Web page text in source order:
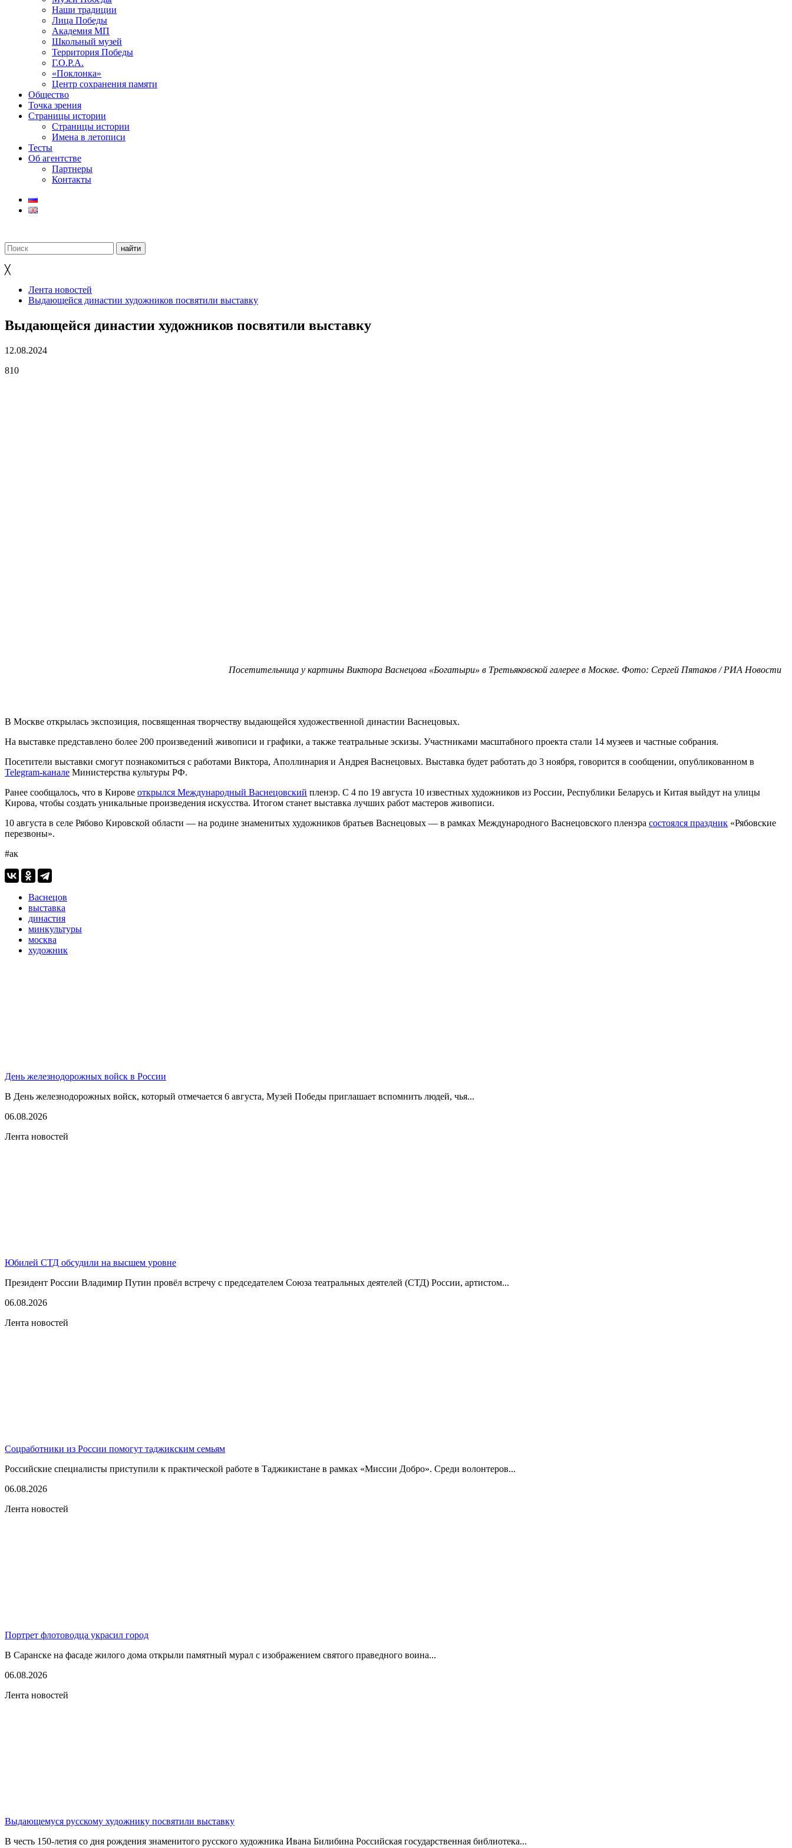
Наши традиции
Лица Победы
Академия МП
Школьный музей
Территория Победы
Г.О.Р.А.
«Поклонка»
Центр сохранения памяти
Общество
Точка зрения
Страницы истории
Страницы истории
Имена в летописи
Тесты
Об агентстве
Партнеры
Контакты
╳
Лента новостей
Выдающейся династии художников посвятили выставку
Выдающейся династии художников посвятили выставку
12.08.2024
810
Посетительница у картины Виктора Васнецова «Богатыри» в Третьяковской галерее в Москве. Фото: Сергей Пятаков / РИА Новости
В Москве открылась экспозиция, посвященная творчеству выдающейся художественной династии Васнецовых.
На выставке представлено более 200 произведений живописи и графики, а также театральные эскизы. Участниками масштабного проекта стали 14 музеев и частные собрания.
Посетители выставки смогут познакомиться с работами Виктора, Аполлинария и Андрея Васнецовых. Выставка будет работать до 3 ноября, говорится в сообщении, опубликованном в
Telegram-канале Министерства культуры РФ.
Ранее сообщалось, что в Кирове открылся Международный Васнецовский пленэр. С 4 по 19 августа 10 известных художников из России, Республики Беларусь и Китая выйдут на улицы
Кирова, чтобы создать уникальные произведения искусства. Итогом станет выставка лучших работ мастеров живописи.
10 августа в селе Рябово Кировской области — на родине знаменитых художников братьев Васнецовых — в рамках Международного Васнецовского пленэра состоялся праздник «Рябовские
перезвоны».
#ак
Васнецов
выставка
династия
минкультуры
москва
художник
День железнодорожных войск в России
В День железнодорожных войск, который отмечается 6 августа, Музей Победы приглашает вспомнить людей, чья...
06.08.2026
Лента новостей
Юбилей СТД обсудили на высшем уровне
Президент России Владимир Путин провёл встречу с председателем Союза театральных деятелей (СТД) России, артистом...
06.08.2026
Лента новостей
Соцработники из России помогут таджикским семьям
Российские специалисты приступили к практической работе в Таджикистане в рамках «Миссии Добро». Среди волонтеров...
06.08.2026
Лента новостей
Портрет флотоводца украсил город
В Саранске на фасаде жилого дома открыли памятный мурал с изображением святого праведного воина...
06.08.2026
Лента новостей
Выдающемуся русскому художнику посвятили выставку
В честь 150-летия со дня рождения знаменитого русского художника Ивана Билибина Российская государственная библиотека...